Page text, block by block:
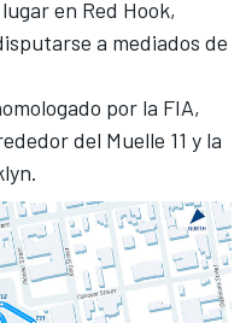
en Red Hook,
a mediados de
por la FIA,
del Muelle 11 y la